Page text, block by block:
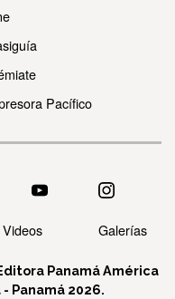
Pacífico
Videos Galerías
Panamá América
Panamá 2026.